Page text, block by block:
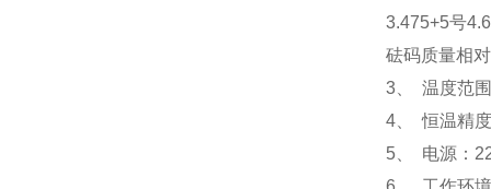
3.475+5号
砝码质量相
3、 温度范
4、 恒温精
5、 电源：